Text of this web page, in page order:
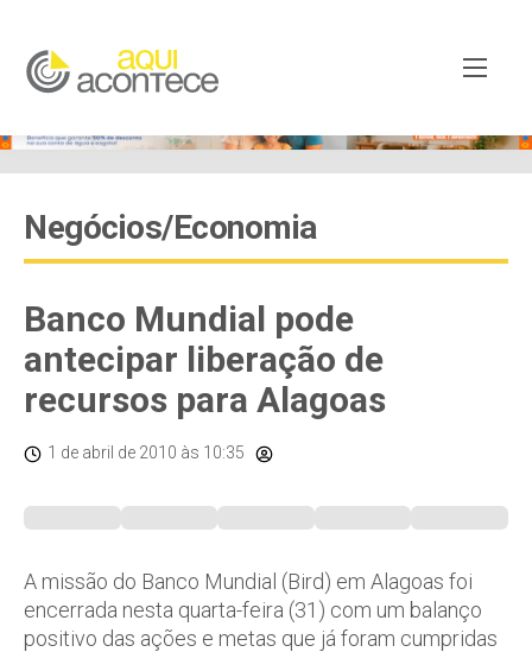
Negócios/Economia
Banco Mundial pode
antecipar liberação de
recursos para Alagoas
1 de abril de 2010 às 10:35
A missão do Banco Mundial (Bird) em Alagoas foi
encerrada nesta quarta-feira (31) com um balanço
positivo das ações e metas que já foram cumpridas